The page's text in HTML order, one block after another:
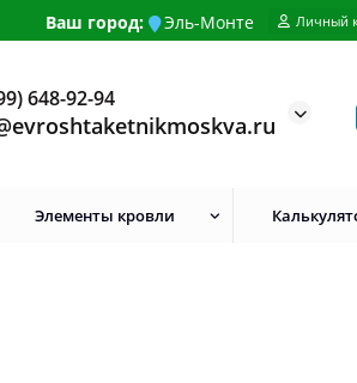
Ваш город: Эль-Монте Личный
648-92-94
Элементы кровли